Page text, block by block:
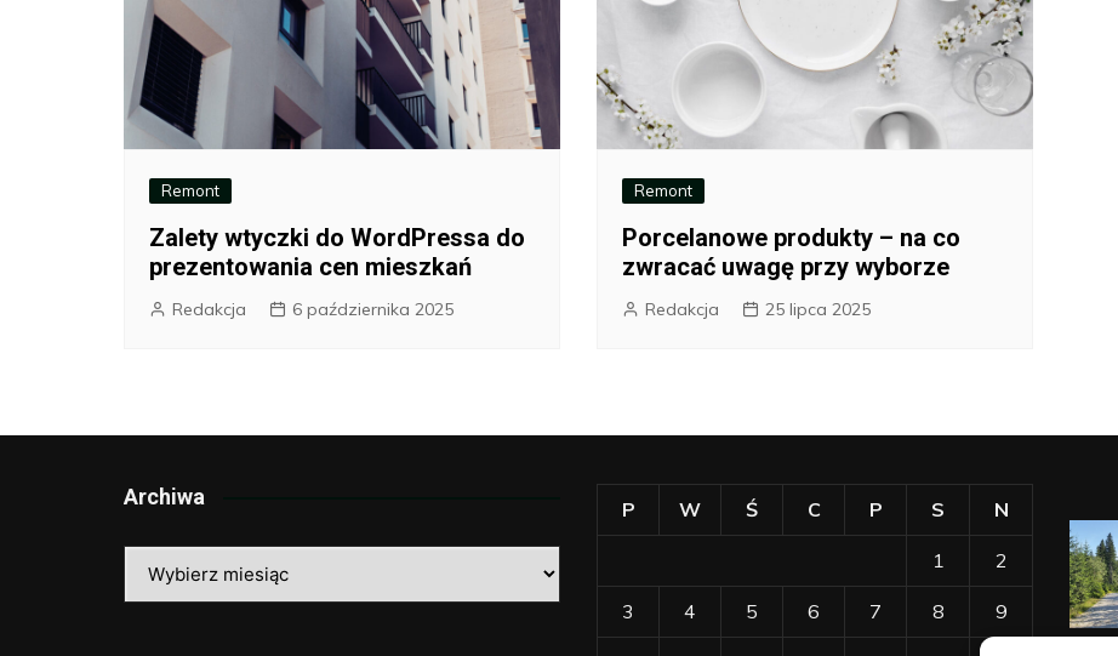
Remont
Zalety wtyczki do WordPressa do
prezentowania cen mieszkań
Redakcja 6 października 2025
Remont
Porcelanowe produkty – na co
zwracać uwagę przy wyborze
Redakcja 25 lipca 2025
Archiwa P W Ś C P S N
1 2
3 4 5 6 7 8 9